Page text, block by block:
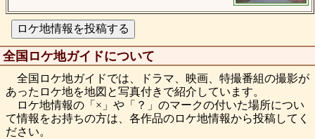
全国ロケ地ガイドについて
全国ロケ地ガイドでは、ドラマ、映画、特撮番組の撮影が
あったロケ地を地図と写真付きで紹介しています。
ロケ地情報の「×」や「？」のマークの付いた場所につい
て情報をお持ちの方は、各作品のロケ地情報から投稿してく
ださい。